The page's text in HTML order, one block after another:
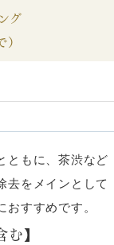
グ
ともに、茶渋など
去をメインとして
すすめです。
】